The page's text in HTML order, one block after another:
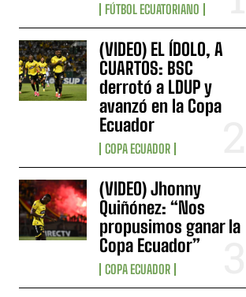
FÚTBOL ECUATORIANO
(VIDEO) EL ÍDOLO, A
CUARTOS: BSC
derrotó a LDUP y
avanzó en la Copa
Ecuador
COPA ECUADOR
(VIDEO) Jhonny
Quiñónez: “Nos
propusimos ganar la
Copa Ecuador”
COPA ECUADOR